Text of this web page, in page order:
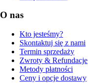
O nas
Kto jesteśmy?
Skontaktuj się z nami
Termin sprzedaży
Zwroty & Refundacje
Metody płatności
Ceny i opcje dostawy